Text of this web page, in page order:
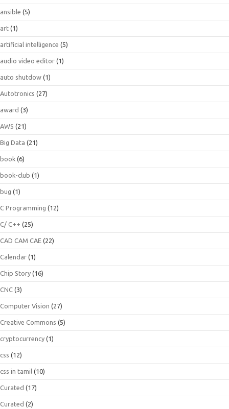
ansible (5)
art (1)
artificial intelligence (5)
audio video editor (1)
auto shutdow (1)
Autotronics (27)
award (3)
AWS (21)
Big Data (21)
book (6)
book-club (1)
bug (1)
C Programming (12)
C/ C++ (25)
CAD CAM CAE (22)
Calendar (1)
Chip Story (16)
CNC (3)
Computer Vision (27)
Creative Commons (5)
cryptocurrency (1)
css (12)
css in tamil (10)
Curated (17)
Curated (2)